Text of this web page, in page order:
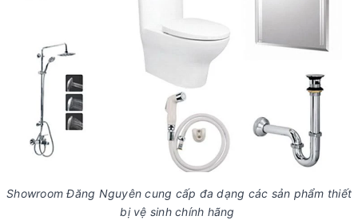
Showroom Đăng Nguyên cung cấp đa dạng các sản phẩm thiết
bị vệ sinh chính hãng